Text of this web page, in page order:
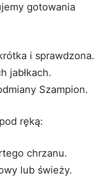
gotowania
i sprawdzona.
jabłkach.
Szampion.
ręką:
chrzanu.
lub świeży.